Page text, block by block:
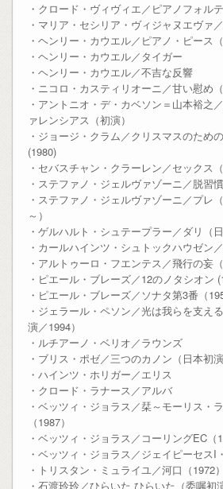
・クロード・ヴィヴィエ／ピアノフォルテ
・マリア・セシリア・ヴィジャヌエヴァ
・ヘンリー・カウエル／ピアノ・ピース（
・ヘンリー・カウエル／タイガー
・ヘンリー・カウエル／不吉な反響
・ニコロ・カスティリオーニ／甘い慰め（
・アントニオ・デ・カベソン＝山本裕之
ァレンシアス（初演）
・ジョージ・クラム／クリスマスのため
(1980)
・セバスチャン・クラーレン／セックス
・ステファノ・ジェルヴァゾーニ／脱習
・ステファノ・ジェルヴァゾーニ／プレ
～）
・ゲルハルト・シュテープラー／ダリ（日
・カールハインツ・シュトックハウゼン
・アルトゥーロ・フエンテス／飛行の妄
・ピエール・ブレーズ／12のノタシオン
・ピエール・ブレーズ／ソナタ第3番（
・ジェラール・ペソン／光は我らを支え
演／1994）
・ルチアーノ・ベリオ／ラウンズ
・ブリス・ポゼ／三つのカノン（日本初演
・ハインツ・ホリガー／エリス
・クロード・ラナース／アルバ
・ベッツィ・ジョラス／栞～モーリス・
（1987）
・ベッツィ・ジョラス／コーリングEC（
・ベッツィ・ジョラス／ジェイピーセスI
・トリスタン・ミュライユ／河口（1972）
・石渡玲玲／ひらいた ひらいた（委嘱初